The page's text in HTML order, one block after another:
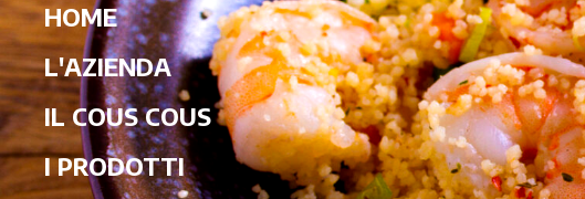
HOME
L'AZIENDA
IL COUS COUS
I PRODOTTI